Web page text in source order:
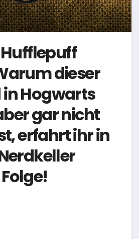
dieser
Hogwarts
gar nicht
erfahrt ihr in